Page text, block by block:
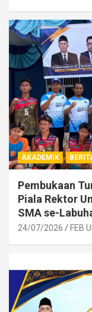
AKADEMIK
Pembukaan
Piala Rektor
SMA se-
24/07/2026 FEB